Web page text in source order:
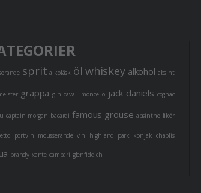
sprit alkoläsk öl whiskey alkohol absint
grappa gin cava limoncello jack daniels cognac
captain morgan bacardi famous grouse absinthe likör
portvin mousserande vin highland park konjak chablis
brandy xante campari glenfiddich